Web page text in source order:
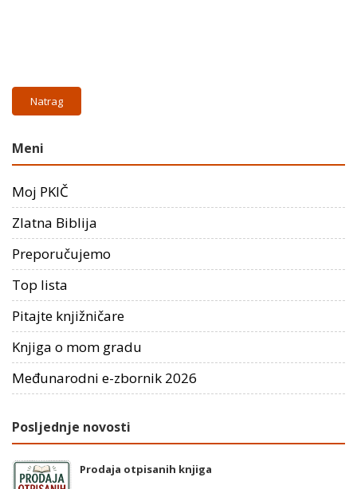
Natrag
Meni
Moj PKIČ
Zlatna Biblija
Preporučujemo
Top lista
Pitajte knjižničare
Knjiga o mom gradu
Međunarodni e-zbornik 2026
Posljednje novosti
Prodaja otpisanih knjiga